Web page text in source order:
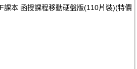
本 函授課程移動硬盤版(110片裝)(特價